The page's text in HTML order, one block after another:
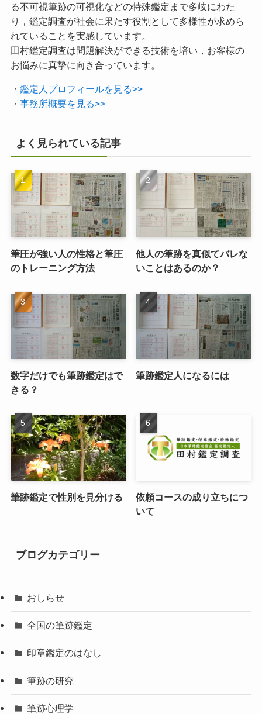
る不可視筆跡の可視化などの特殊鑑定まで多岐にわた
り，鑑定調査が社会に果たす役割として多様性が求めら
れていることを実感しています。
田村鑑定調査は問題解決ができる技術を培い，お客様の
お悩みに真摯に向き合っています。
・ 鑑定人プロフィールを見る>>
・ 事務所概要を見る>>
よく見られている記事
筆圧が強い人の性格と筆圧
のトレーニング方法
他人の筆跡を真似てバレな
いことはあるのか？
数字だけでも筆跡鑑定はで
きる？
筆跡鑑定人になるには
筆跡鑑定で性別を見分ける
依頼コースの成り立ちにつ
いて
ブログカテゴリー
おしらせ
全国の筆跡鑑定
印章鑑定のはなし
筆跡の研究
筆跡心理学